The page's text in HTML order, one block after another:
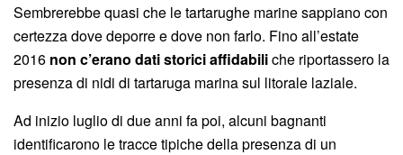
Sembrerebbe quasi che le tartarughe marine sappiano con
certezza dove deporre e dove non farlo. Fino all’estate
2016 non c’erano dati storici affidabiliche riportassero la
presenza di nidi di tartaruga marina sul litorale laziale.
Ad inizio luglio di due anni fa poi, alcuni bagnanti
identificarono le tracce tipiche della presenza di un